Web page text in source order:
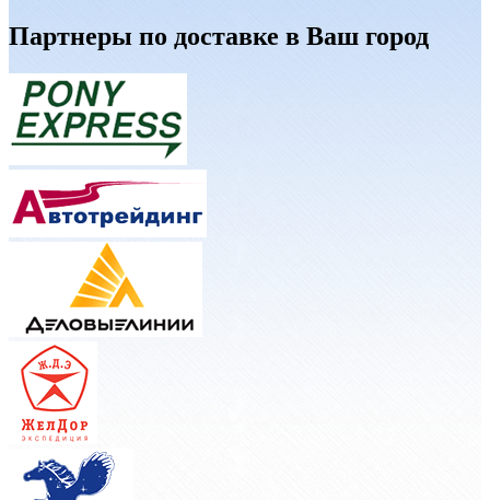
Партнеры по доставке в Ваш город